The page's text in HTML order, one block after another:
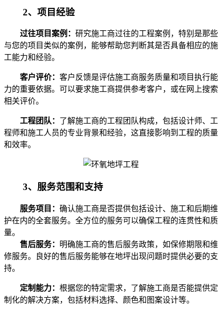
2、项目经验
过往项目案例： 研究施工商过往的工程案例，特别是那些
与您的项目类似的案例，能够帮助您判断其是否具备相应的施
工能力和经验。
客户评价： 客户反馈是评估施工商服务质量和项目执行能
力的重要依据。可以要求施工商提供参考客户，或在网上搜索
相关评价。
工程团队： 了解施工商的工程团队构成，包括设计师、工
程师和施工人员的专业背景和经验，这直接影响到工程的质量
和效率。
3、服务范围和支持
服务项目： 确认施工商是否提供包括设计、施工和后期维
护在内的全套服务。全方位的服务可以确保工程的连贯性和质
量。
售后服务： 明确施工商的售后服务政策，如保修期限和维
修服务。良好的售后服务能够在地坪出现问题时提供必要的支
持。
定制能力： 根据您的特定需求，了解施工商是否能提供定
制化的解决方案，包括材料选择、颜色和图案设计等。